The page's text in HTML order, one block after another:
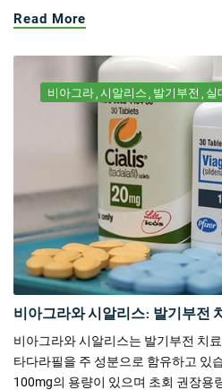
Read More
비아그라 시알리스 발기부전 실
비아그라와 시알리스: 발기부전
비아그라와 시알리스는 발기부전 치
타다라필을 주 성분으로 함유하고 있
100mg의 용량이 있으며 초회 권장용